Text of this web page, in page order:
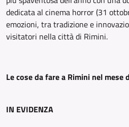
dedicata al cinema horror (31
emozioni, tra tradizione e
visitatori nella città di Rimini.
Le cose da fare a Rimini nel mese
IN EVIDENZA